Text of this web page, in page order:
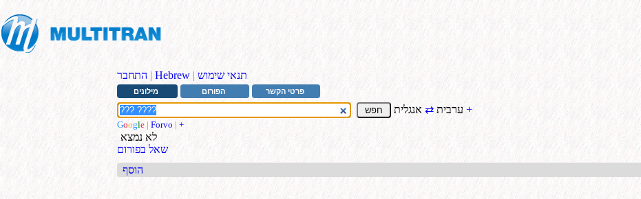
התחבר | Hebrew | תנאי שימוש
מילונים הפורום פרטי הקשר
ערבית⇄ +
Google | Forvo | +
לא נמצא
שאל בפורום
הוסף